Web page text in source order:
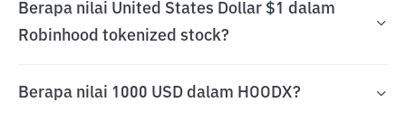
Berapa nilai United States Dollar $1 dalam
Robinhood tokenized stock?
Berapa nilai 1000 USD dalam HOODX?